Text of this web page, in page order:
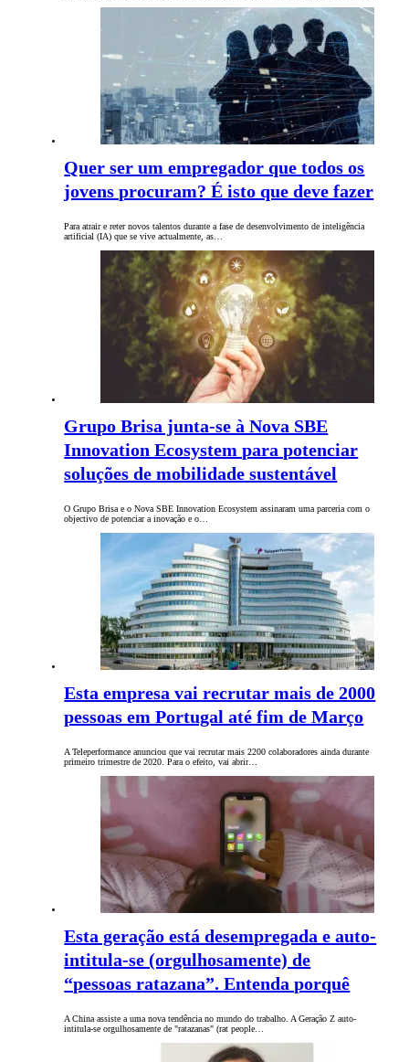
Quer ser um empregador que todos os
jovens procuram? É isto que deve fazer
Para atrair e reter novos talentos durante a fase de desenvolvimento de inteligência
artificial (IA) que se vive actualmente, as…
Grupo Brisa junta-se à Nova SBE
Innovation Ecosystem para potenciar
soluções de mobilidade sustentável
O Grupo Brisa e o Nova SBE Innovation Ecosystem assinaram uma parceria com o
objectivo de potenciar a inovação e o…
Esta empresa vai recrutar mais de 2000
pessoas em Portugal até fim de Março
A Teleperformance anunciou que vai recrutar mais 2200 colaboradores ainda durante
primeiro trimestre de 2020. Para o efeito, vai abrir…
Esta geração está desempregada e auto-
intitula-se (orgulhosamente) de
“pessoas ratazana”. Entenda porquê
A China assiste a uma nova tendência no mundo do trabalho. A Geração Z auto-
intitula-se orgulhosamente de "ratazanas" (rat people…